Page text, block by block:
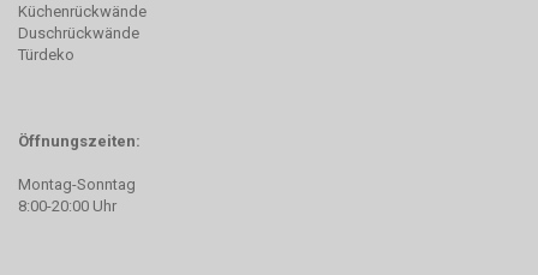
Küchenrückwände
Duschrückwände
Türdeko
Öffnungszeiten:
Montag-Sonntag
8:00-20:00 Uhr